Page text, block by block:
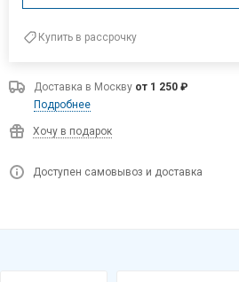
Купить в рассрочку
Доставка в Москву от 1 250 ₽
Подробнее
Хочу в подарок
Доступен самовывоз и доставка